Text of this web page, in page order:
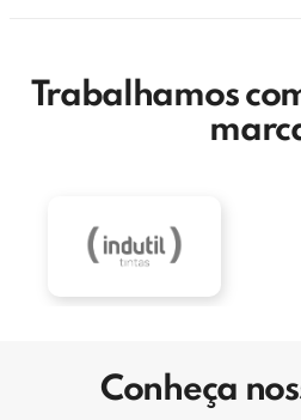
Trabalhamos
Conheça